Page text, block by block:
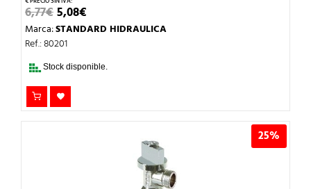
6,77€EL
PRECIO
ORIGINAL
ERA:
5,08€PRECIO
ACTUAL
Marca:STANDARD HIDRAULICA
Ref.: 80201
Stock disponible.
25%